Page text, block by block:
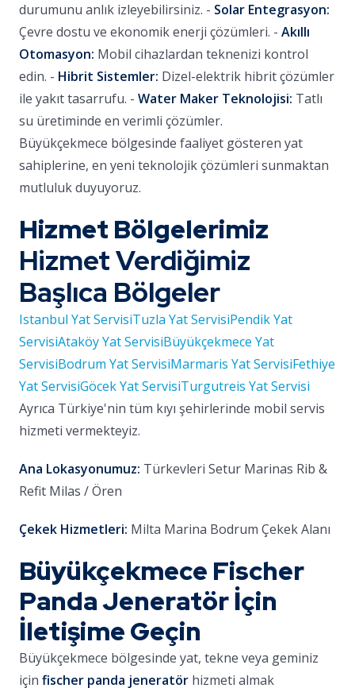
durumunu anlık izleyebilirsiniz. - Solar Entegrasyon:
Çevre dostu ve ekonomik enerji çözümleri. - Akıllı
Otomasyon: Mobil cihazlardan teknenizi kontrol
edin. - Hibrit Sistemler: Dizel-elektrik hibrit çözümler
ile yakıt tasarrufu. - Water Maker Teknolojisi: Tatlı
su üretiminde en verimli çözümler.
Büyükçekmece bölgesinde faaliyet gösteren yat
sahiplerine, en yeni teknolojik çözümleri sunmaktan
mutluluk duyuyoruz.
Hizmet Bölgelerimiz
Hizmet Verdiğimiz
Başlıca Bölgeler
Istanbul Yat ServisiTuzla Yat ServisiPendik Yat
ServisiAtaköy Yat ServisiBüyükçekmece Yat
ServisiBodrum Yat ServisiMarmaris Yat ServisiFethiye
Yat ServisiGöcek Yat ServisiTurgutreis Yat Servisi
Ayrıca Türkiye'nin tüm kıyı şehirlerinde mobil servis
hizmeti vermekteyiz.
Ana Lokasyonumuz: Türkevleri Setur Marinas Rib &
Refit Milas / Ören
Çekek Hizmetleri: Milta Marina Bodrum Çekek Alanı
Büyükçekmece Fischer
Panda Jeneratör İçin
İletişime Geçin
Büyükçekmece bölgesinde yat, tekne veya geminiz
için fischer panda jeneratör hizmeti almak